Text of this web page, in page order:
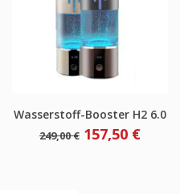
Wasserstoff-Booster H2 6.0
Verkaufspreis
249,00 € Preis
157,50 €